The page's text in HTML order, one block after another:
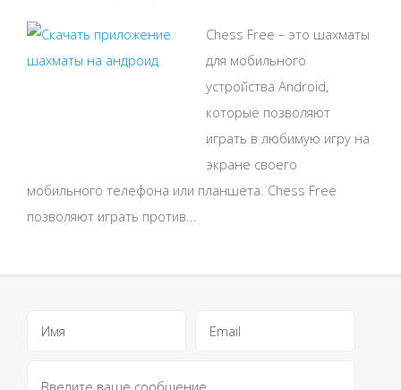
Chess Free – это шахматы
для мобильного
устройства Android,
которые позволяют
играть в любимую игру на
экране своего
мобильного телефона или планшета. Chess Free
позволяют играть против...